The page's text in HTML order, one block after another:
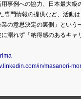
事例への協力、日本最大級
専門情報の提供など、活動
の意思決定の裏側」という
溺れず「納得感のあるキャ
in/masanori-